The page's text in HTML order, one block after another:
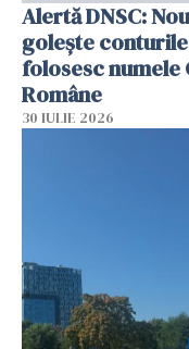
Alertă DNSC:
golește
folosesc numele
Române
30 IULIE 2026